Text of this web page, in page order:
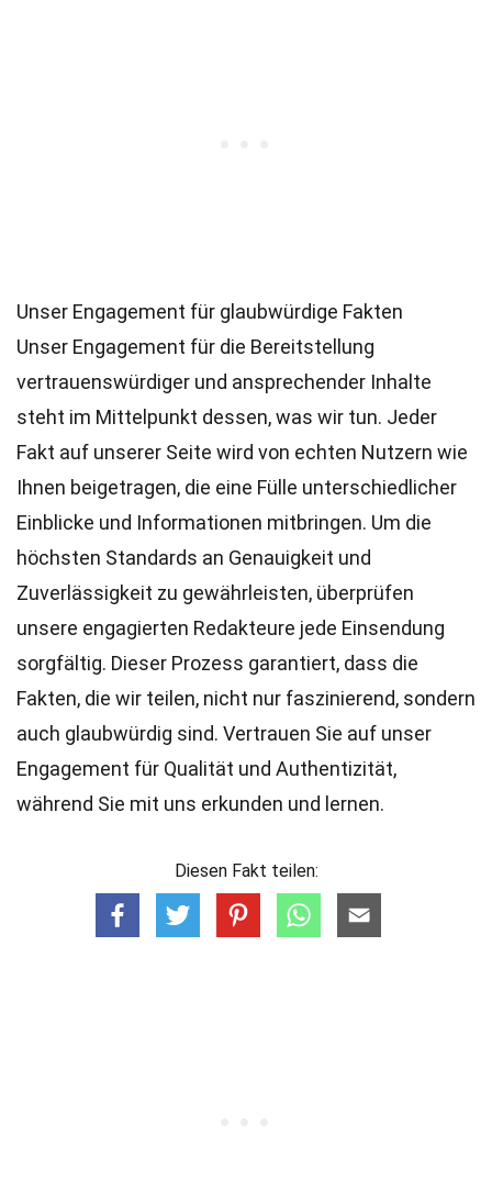
Unser Engagement für glaubwürdige Fakten
Unser Engagement für die Bereitstellung
vertrauenswürdiger und ansprechender Inhalte
steht im Mittelpunkt dessen, was wir tun. Jeder
Fakt auf unserer Seite wird von echten Nutzern wie
Ihnen beigetragen, die eine Fülle unterschiedlicher
Einblicke und Informationen mitbringen. Um die
höchsten Standards an Genauigkeit und
Zuverlässigkeit zu gewährleisten, überprüfen
unsere engagierten Redakteure jede Einsendung
sorgfältig. Dieser Prozess garantiert, dass die
Fakten, die wir teilen, nicht nur faszinierend, sondern
auch glaubwürdig sind. Vertrauen Sie auf unser
Engagement für Qualität und Authentizität,
während Sie mit uns erkunden und lernen.
Diesen Fakt teilen: